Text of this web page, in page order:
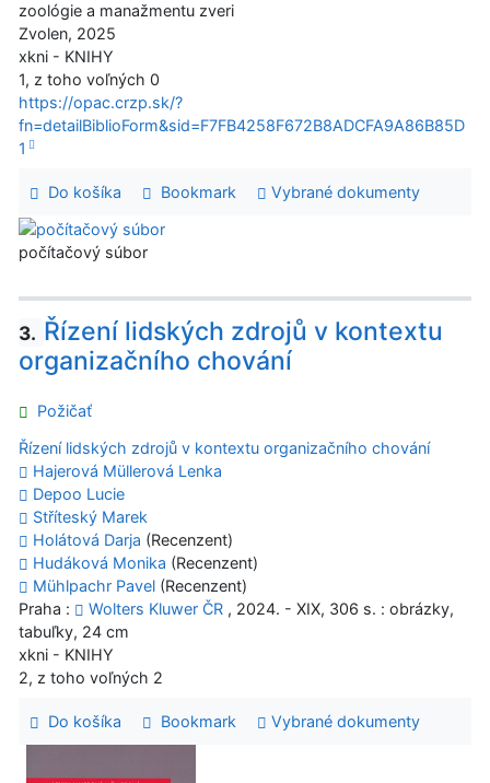
zoológie a manažmentu zveri
Zvolen, 2025
xkni - KNIHY
1, z toho voľných 0
https://opac.crzp.sk/?
fn=detailBiblioForm&sid=F7FB4258F672B8ADCFA9A86B85D
1
Do košíka Bookmark Vybrané dokumenty
počítačový súbor
3. Řízení lidských zdrojů v kontextu
organizačního chování
Požičať
Řízení lidských zdrojů v kontextu organizačního chování
Hajerová Müllerová Lenka
Depoo Lucie
Stříteský Marek
Holátová Darja (Recenzent)
Hudáková Monika (Recenzent)
Mühlpachr Pavel (Recenzent)
Praha :
Wolters Kluwer ČR , 2024. - XIX, 306 s. : obrázky,
tabuľky, 24 cm
xkni - KNIHY
2, z toho voľných 2
Do košíka Bookmark Vybrané dokumenty